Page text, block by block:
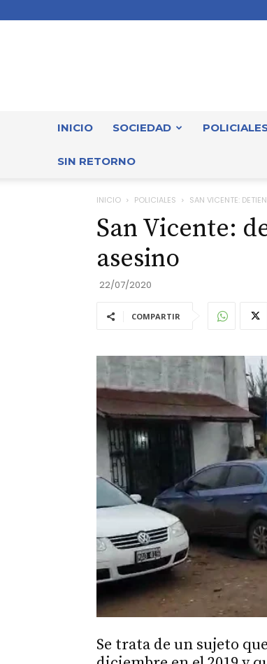
INICIO SOCIEDAD
SIN RETORNO
INICIO POLICIALES SAN VICENTE:
San Vicente:
asesino
22/07/2020
COMPARTIR
Se trata de un sujeto